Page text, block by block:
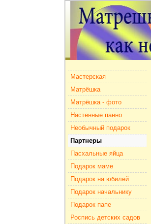
Мастерская
Матрёшка
Матрёшка - фото
Настенные панно
Необычный подарок
Партнеры
Пасхальные яйца
Подарок маме
Подарок на юбилей
Подарок начальнику
Подарок папе
Роспись детских садов